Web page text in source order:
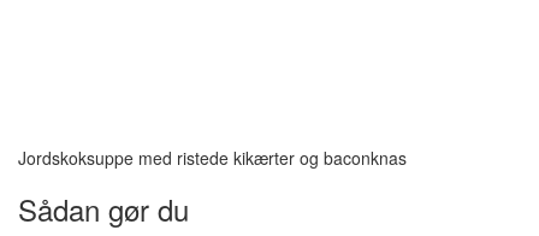
Jordskoksuppe med ristede kikærter og baconknas
Sådan gør du